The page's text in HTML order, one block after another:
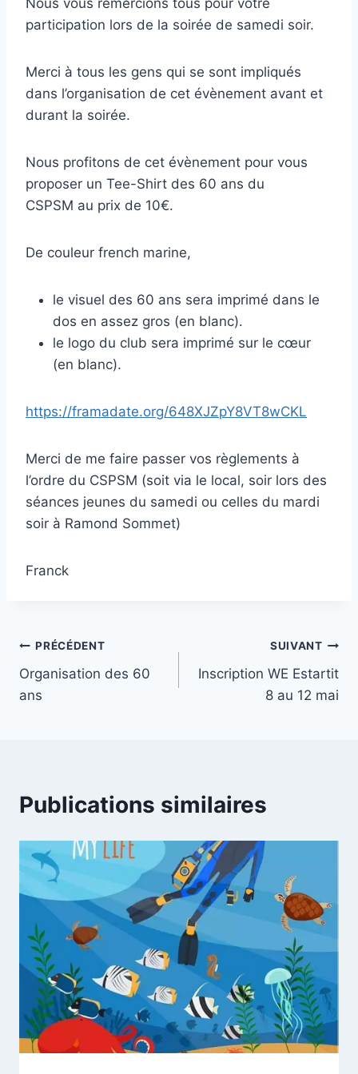
participation lors de la soirée de samedi soir.
Merci à tous les gens qui se sont impliqués
dans l’organisation de cet évènement avant et
durant la soirée.
Nous profitons de cet évènement pour vous
proposer un Tee-Shirt des 60 ans du
CSPSM au prix de 10€.
De couleur french marine,
le visuel des 60 ans sera imprimé dans le
dos en assez gros (en blanc).
le logo du club sera imprimé sur le cœur
(en blanc).
https://framadate.org/648XJZpY8VT8wCKL
Merci de me faire passer vos règlements à
l’ordre du CSPSM (soit via le local, soir lors des
séances jeunes du samedi ou celles du mardi
soir à Ramond Sommet)
Franck
Navigation
de
PRÉCÉDENT
Organisation des 60
ans
SUIVANT
Inscription WE Estartit
8 au 12 mai
Publications similaires